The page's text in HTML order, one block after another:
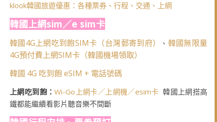
klook韓國旅遊優惠：各種票券、行程、交通、上網
韓國上網sim／e sim卡
韓國4G上網吃到飽SIM卡（台灣郵寄到府） 、 韓國無限量
4G預付費上網SIM卡（韓國機場領取）
韓國 4G 吃到飽 eSIM + 電話號碼
上網吃到飽：Wi-Go上網卡／上網機／esim卡 韓國上網搭高
鐵都能繼續看影片聽音樂不間斷